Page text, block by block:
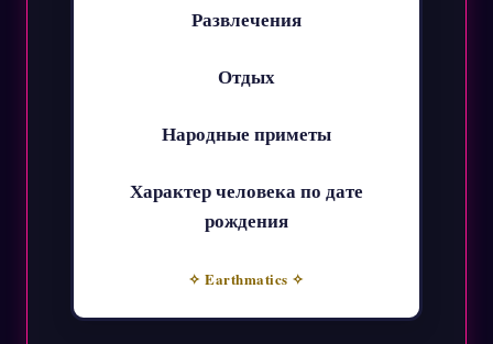
Развлечения
Отдых
Народные приметы
Характер человека по дате
рождения
✧ Earthmatics ✧